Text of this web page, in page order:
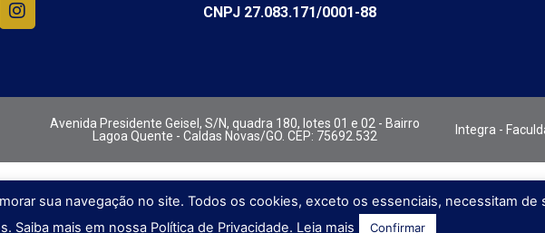
CNPJ 27.083.171/0001-88
Avenida Presidente Geisel, S/N, quadra 180, lotes 01 e 02 - Bairro
Lagoa Quente - Caldas Novas/GO. CEP: 75692.532
Integra -
sua navegação no site. Todos os cookies, exceto os essenciais, necessitam de
Saiba mais em nossa Política de Privacidade. Leia mais Confirmar